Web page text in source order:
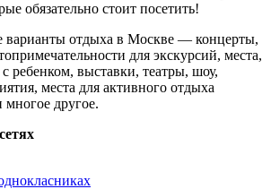
обязательно стоит посетить!
отдыха в Москве — концерты,
для экскурсий, места,
ребенком, выставки, театры, шоу,
места для активного отдыха
многое другое.